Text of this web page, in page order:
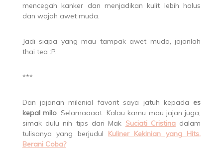
mencegah kanker dan menjadikan kulit lebih halus
dan wajah awet muda.
Jadi siapa yang mau tampak awet muda, jajanlah
thai tea :P.
***
Dan jajanan milenial favorit saya jatuh kepada es
kepal milo. Selamaaaat. Kalau kamu mau jajan juga,
simak dulu nih tips dari Mak Suciati Cristinadalam
tulisanya yang berjudul Kuliner Kekinian yang Hits,
Berani Coba?